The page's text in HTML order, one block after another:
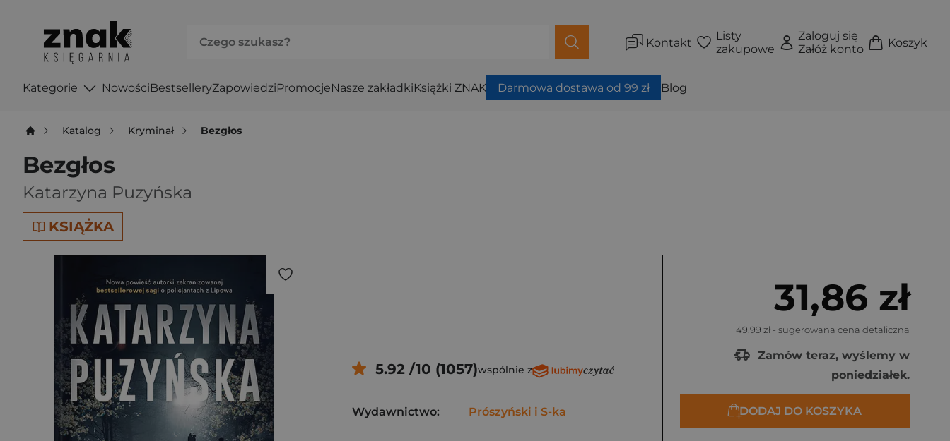
Kontakt
Listy
zakupowe
Zaloguj się
Załóż konto
Koszyk
Kategorie NowościBestselleryZapowiedziPromocjeNasze zakładkiKsiążki ZNAK Darmowa dostawa od 99 zł Blog
Katalog Kryminał Bezgłos
Bezgłos
Katarzyna Puzyńska
KSIĄŻKA
31,86 zł
49,99 zł - sugerowana cena detaliczna
Zamów teraz, wyślemy w
poniedziałek.
DODAJ DO KOSZYKA
5.92 /10 (1057)wspólnie z
Wydawnictwo: Prószyński i S-ka